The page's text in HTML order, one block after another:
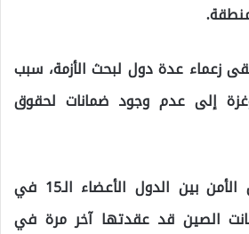
زعماء عدة دول لبحث الأزمة، سبب
وغزة إلى عدم وجود ضمانات لحقوق
وتتناوب رئاسة مجلس الأمن بين الدول الأعضاء الـ15 في
الصين قد عقدتها آخر مرة في